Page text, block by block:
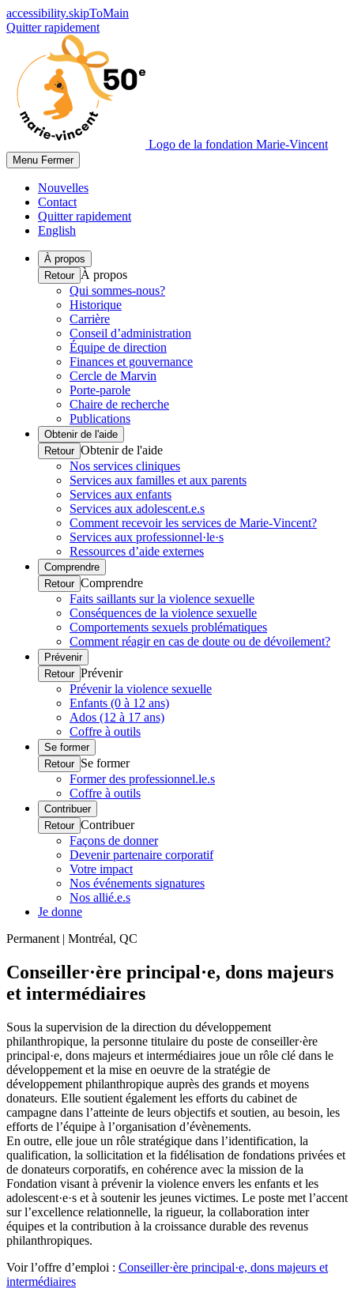
accessibility.skipToMain
Quitter rapidement
Logo de la fondation Marie-Vincent
Menu Fermer
Nouvelles
Contact
Quitter rapidement
English
À propos
Retour À propos
Qui sommes-nous?
Historique
Carrière
Conseil d’administration
Équipe de direction
Finances et gouvernance
Cercle de Marvin
Porte-parole
Chaire de recherche
Publications
Obtenir de l'aide
Retour Obtenir de l'aide
Nos services cliniques
Services aux familles et aux parents
Services aux enfants
Services aux adolescent.e.s
Comment recevoir les services de Marie-Vincent?
Services aux professionnel·le·s
Ressources d’aide externes
Comprendre
Retour Comprendre
Faits saillants sur la violence sexuelle
Conséquences de la violence sexuelle
Comportements sexuels problématiques
Comment réagir en cas de doute ou de dévoilement?
Prévenir
Retour Prévenir
Prévenir la violence sexuelle
Enfants (0 à 12 ans)
Ados (12 à 17 ans)
Coffre à outils
Se former
Retour Se former
Former des professionnel.le.s
Coffre à outils
Contribuer
Retour Contribuer
Façons de donner
Devenir partenaire corporatif
Votre impact
Nos événements signatures
Nos allié.e.s
Je donne
Permanent | Montréal, QC
Conseiller·ère principal·e, dons majeurs
et intermédiaires
Sous la supervision de la direction du développement
philanthropique, la personne titulaire du poste de conseiller·ère
principal·e, dons majeurs et intermédiaires joue un rôle clé dans le
développement et la mise en oeuvre de la stratégie de
développement philanthropique auprès des grands et moyens
donateurs. Elle soutient également les efforts du cabinet de
campagne dans l’atteinte de leurs objectifs et soutien, au besoin, les
efforts de l’équipe à l’organisation d’évènements.
En outre, elle joue un rôle stratégique dans l’identification, la
qualification, la sollicitation et la fidélisation de fondations privées et
de donateurs corporatifs, en cohérence avec la mission de la
Fondation visant à prévenir la violence envers les enfants et les
adolescent·e·s et à soutenir les jeunes victimes. Le poste met l’accent
sur l’excellence relationnelle, la rigueur, la collaboration inter
équipes et la contribution à la croissance durable des revenus
philanthropiques.
Voir l’offre d’emploi : Conseiller·ère principal·e, dons majeurs et
intermédiaires